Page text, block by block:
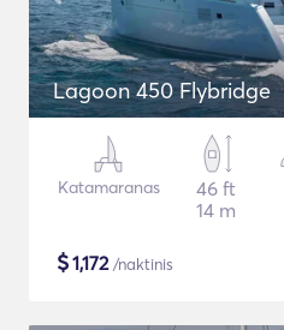
Lagoon 450 Flybridge
Katamaranas
46 ft
14 m
$1,172/naktinis